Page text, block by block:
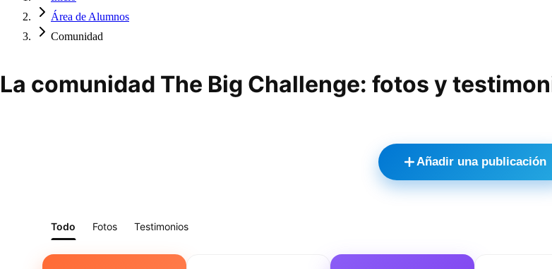
Área de Alumnos
Comunidad
La comunidad The Big Challenge: fotos y
Añadir una publicación
Todo Fotos Testimonios